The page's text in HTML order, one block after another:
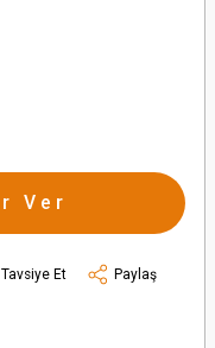
Ver
Tavsiye Et
Paylaş